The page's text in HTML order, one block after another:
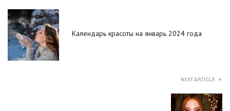
Календарь красоты на январь 2024 года
NEXT ARTICLE